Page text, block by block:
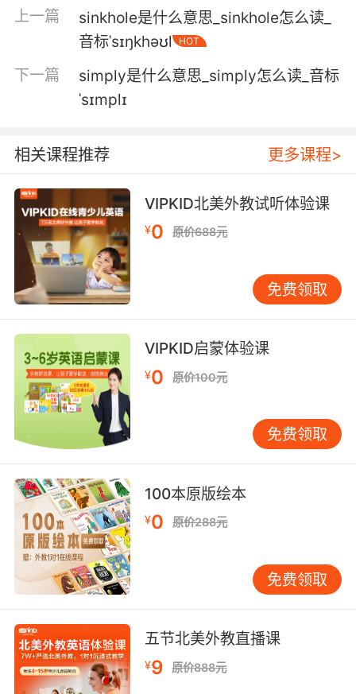
clothlike faces and hands that retained their
human form.
初版赛博人声音怪异起伏 脸部像块布 而他们的手
还保持着常人的形态
performing in front of a label, but just try and
imagine you're all in a pub somewhere
holding a pint, having a good old singsong.
我知道在一個唱片公司面前表演 肯定讓你很緊張
努力試試吧 就當是在一個酒館 那樣的地方吧 握
着一杯啤酒 唱着一首動聽的老歌
上一篇
sinkhole是什么意思_sinkhole怎么读_
音标ˈsɪŋkhəʊl
HOT
下一篇
simply是什么意思_simply怎么读_音标
ˈsɪmplɪ
相关课程推荐 更多课程>
VIPKID北美外教试听体验课
¥0 原价688元
免费领取
VIPKID启蒙体验课
¥0 原价100元
免费领取
100本原版绘本
¥0 原价288元
免费领取
五节北美外教直播课
¥9 原价888元